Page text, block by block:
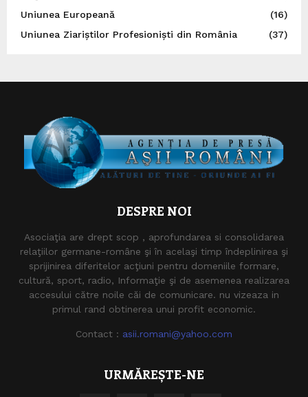
Uniunea Europeană
(16)
Uniunea Ziariștilor Profesioniști din România
(37)
DESPRE NOI
Asociaţia are drept scop , aprofundarea si consolidarea
relaţiilor germane-române şi în acelaşi timp îndeplinirea şi
sprijinirea diferitelor acţiuni pentru domeniile formare,
cultură, sport, radio, Informaţie şi de asemenea realizarea
accesului către noile căi de comunicare. nu vizeaza in
primul rand obtinerea unui profit economic.
Contact : asii.romani@yahoo.com
URMĂREȘTE-NE